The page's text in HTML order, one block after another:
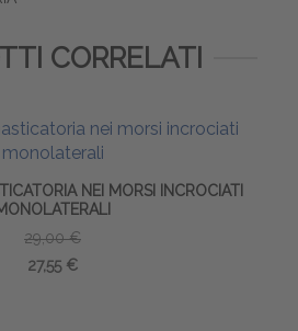
CORRELATI
NEI MORSI INCROCIATI
29,00 €
27,55 €